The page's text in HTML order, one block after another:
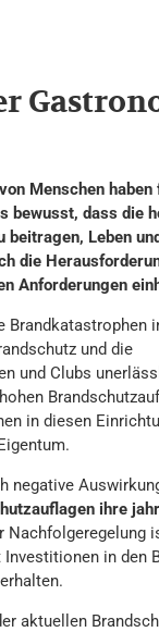
Menschen haben
bewusst, dass die
Leben
die
Anforderungen
und die
und Clubs
in diesen
negative
ihre
Nachfolgeregelung
in den
aktuellen